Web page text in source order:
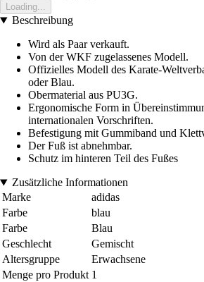
Loading...
Beschreibung
Wird als Paar verkauft.
Von der WKF zugelassenes Modell.
Offizielles Modell des Karate-
oder Blau.
Obermaterial aus PU3G.
Ergonomische Form in
internationalen Vorschriften.
Befestigung mit Gummiband und
Der Fuß ist abnehmbar.
Schutz im hinteren Teil des Fußes
Zusätzliche Informationen
Marke
adidas
Farbe
blau
Farbe
Blau
Geschlecht
Gemischt
Altersgruppe
Erwachsene
Menge pro Produkt 1